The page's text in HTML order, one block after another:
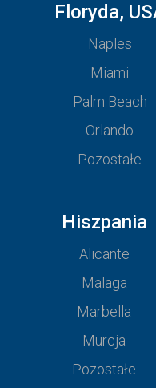
Floryda,
Naples
Miami
Palm Beach
Orlando
Pozostałe
Hiszpania
Alicante
Malaga
Marbella
Murcja
Pozostałe